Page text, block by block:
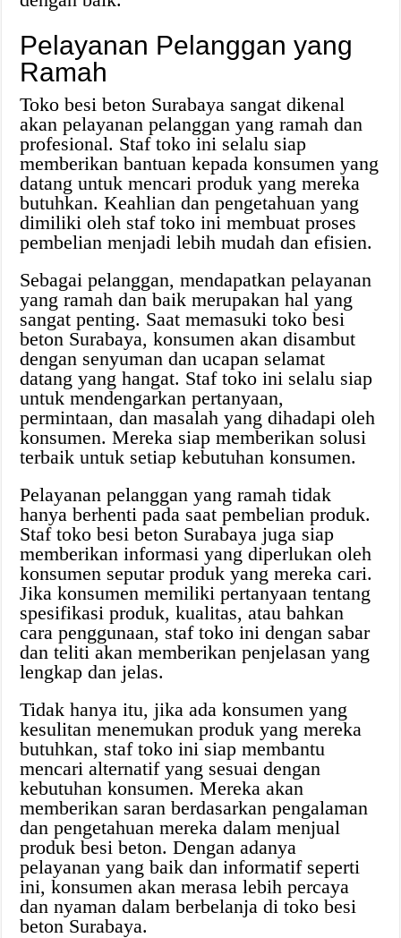
Pelayanan Pelanggan yang
Ramah
Toko besi beton Surabaya sangat dikenal
akan pelayanan pelanggan yang ramah dan
profesional. Staf toko ini selalu siap
memberikan bantuan kepada konsumen yang
datang untuk mencari produk yang mereka
butuhkan. Keahlian dan pengetahuan yang
dimiliki oleh staf toko ini membuat proses
pembelian menjadi lebih mudah dan efisien.
Sebagai pelanggan, mendapatkan pelayanan
yang ramah dan baik merupakan hal yang
sangat penting. Saat memasuki toko besi
beton Surabaya, konsumen akan disambut
dengan senyuman dan ucapan selamat
datang yang hangat. Staf toko ini selalu siap
untuk mendengarkan pertanyaan,
permintaan, dan masalah yang dihadapi oleh
konsumen. Mereka siap memberikan solusi
terbaik untuk setiap kebutuhan konsumen.
Pelayanan pelanggan yang ramah tidak
hanya berhenti pada saat pembelian produk.
Staf toko besi beton Surabaya juga siap
memberikan informasi yang diperlukan oleh
konsumen seputar produk yang mereka cari.
Jika konsumen memiliki pertanyaan tentang
spesifikasi produk, kualitas, atau bahkan
cara penggunaan, staf toko ini dengan sabar
dan teliti akan memberikan penjelasan yang
lengkap dan jelas.
Tidak hanya itu, jika ada konsumen yang
kesulitan menemukan produk yang mereka
butuhkan, staf toko ini siap membantu
mencari alternatif yang sesuai dengan
kebutuhan konsumen. Mereka akan
memberikan saran berdasarkan pengalaman
dan pengetahuan mereka dalam menjual
produk besi beton. Dengan adanya
pelayanan yang baik dan informatif seperti
ini, konsumen akan merasa lebih percaya
dan nyaman dalam berbelanja di toko besi
beton Surabaya.